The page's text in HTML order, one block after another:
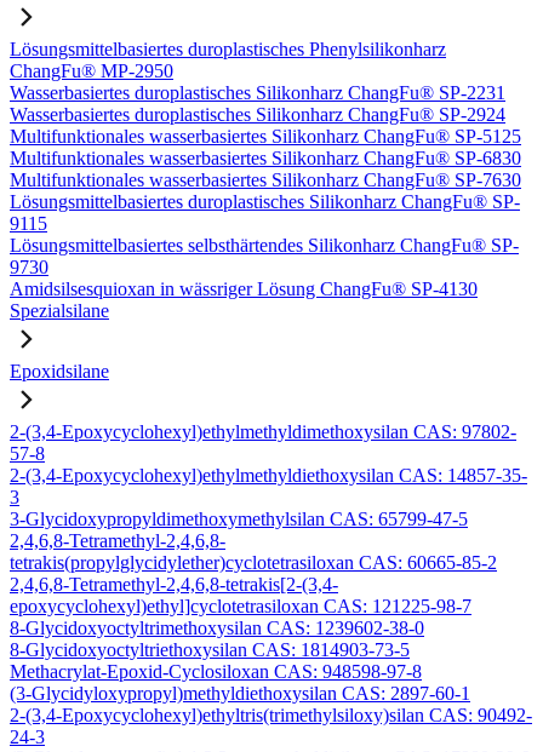
Lösungsmittelbasiertes duroplastisches Phenylsilikonharz
ChangFu® MP-2950
Wasserbasiertes duroplastisches Silikonharz ChangFu® SP-2231
Wasserbasiertes duroplastisches Silikonharz ChangFu® SP-2924
Multifunktionales wasserbasiertes Silikonharz ChangFu® SP-5125
Multifunktionales wasserbasiertes Silikonharz ChangFu® SP-6830
Multifunktionales wasserbasiertes Silikonharz ChangFu® SP-7630
Lösungsmittelbasiertes duroplastisches Silikonharz ChangFu® SP-
9115
Lösungsmittelbasiertes selbsthärtendes Silikonharz ChangFu® SP-
9730
Amidsilsesquioxan in wässriger Lösung ChangFu® SP-4130
Spezialsilane
Epoxidsilane
2-(3,4-Epoxycyclohexyl)ethylmethyldimethoxysilan CAS: 97802-
57-8
2-(3,4-Epoxycyclohexyl)ethylmethyldiethoxysilan CAS: 14857-35-
3
3-Glycidoxypropyldimethoxymethylsilan CAS: 65799-47-5
2,4,6,8-Tetramethyl-2,4,6,8-
tetrakis(propylglycidylether)cyclotetrasiloxan CAS: 60665-85-2
2,4,6,8-Tetramethyl-2,4,6,8-tetrakis[2-(3,4-
epoxycyclohexyl)ethyl]cyclotetrasiloxan CAS: 121225-98-7
8-Glycidoxyoctyltrimethoxysilan CAS: 1239602-38-0
8-Glycidoxyoctyltriethoxysilan CAS: 1814903-73-5
Methacrylat-Epoxid-Cyclosiloxan CAS: 948598-97-8
(3-Glycidyloxypropyl)methyldiethoxysilan CAS: 2897-60-1
2-(3,4-Epoxycyclohexyl)ethyltris(trimethylsiloxy)silan CAS: 90492-
24-3